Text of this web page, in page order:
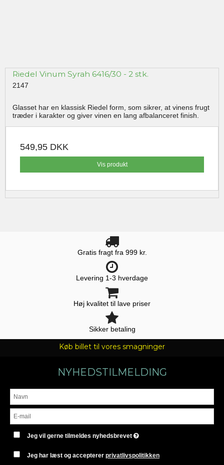
Riedel Vinum Syrah 6416/30 - 2 stk.
2147
Glasset har en klassisk Riedel form, som sikrer, at vinens frugt
træder i karakter og giver vinen en lang afbalanceret finish.
549,95 DKK
Vis produkt
Gratis fragt fra 999 kr.
Levering 1-3 hverdage
Høj kvalitet til lave priser
Sikker betaling
Køb billet til vores smagninger
NYHEDSTILMELDING
Jeg vil gerne tilmeldes nyhedsbrevet
Jeg har læst og acceptererprivatlivspolitikken